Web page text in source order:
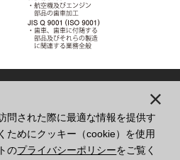
市西堤学園町1丁目2番23号
5141
郡日高川町大字平川字長田84-9
問された際に最適な情報を提供す
ためにクッキー（cookie）を使用
のプライバシーポリシーをご覧く